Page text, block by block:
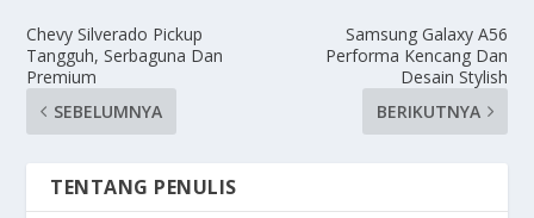
Chevy Silverado Pickup
Tangguh, Serbaguna Dan
Premium
SEBELUMNYA
Samsung Galaxy A56
Performa Kencang Dan
Desain Stylish
BERIKUTNYA
TENTANG PENULIS